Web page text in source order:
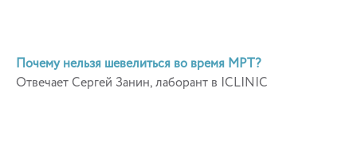
Почему нельзя шевелиться во время МРТ?
Отвечает Сергей Занин, лаборант в ICLINIC